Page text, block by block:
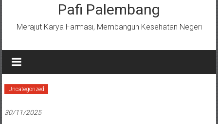
Pafi Palembang
Merajut Karya Farmasi, Membangun Kesehatan Negeri
Uncategorized
30/11/2025